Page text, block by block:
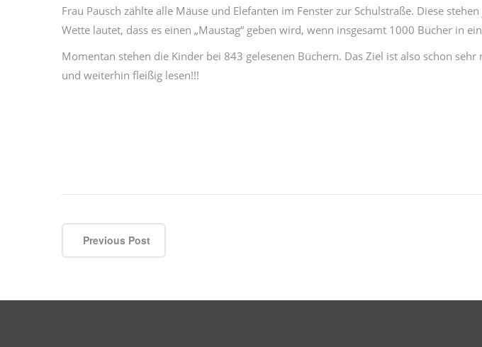
Frau Pausch zählte alle Mäuse und Elefanten im Fenster zur Schulstraße. Diese
Wette lautet, dass es einen „Maustag“ geben wird, wenn insgesamt 1000 Bücher in
Momentan stehen die Kinder bei 843 gelesenen Büchern. Das Ziel ist also schon
und weiterhin fleißig lesen!!!
Previous Post